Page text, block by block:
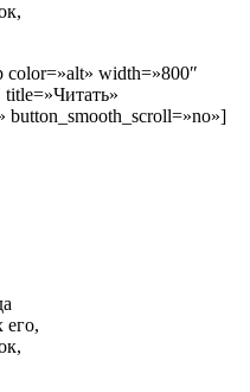
color=»alt» width=»800″
title=»Читать»
его,